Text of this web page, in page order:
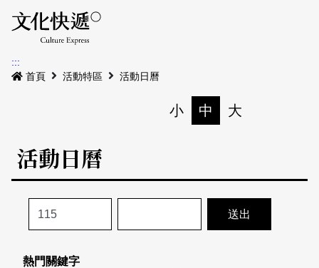
最新公告
本期專題
歷史專題
活動特區
活動列表
關於我們
:::
首頁
活動特區 活動日曆
小 中 大
活動日曆
熱門關鍵字